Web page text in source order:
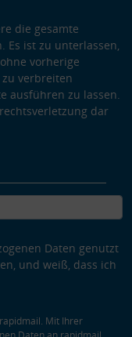
die gesamte
ist zu unterlassen,
vorherige
zu verbreiten
ausführen zu lassen.
dar
Daten genutzt
und weiß, dass ich
Mit Ihrer